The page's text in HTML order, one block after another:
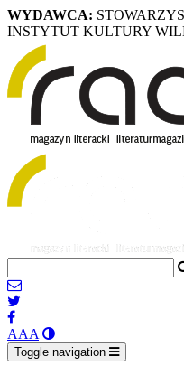
WYDAWCA:
INSTYTUT KULTURY
AAA
Toggle navigation